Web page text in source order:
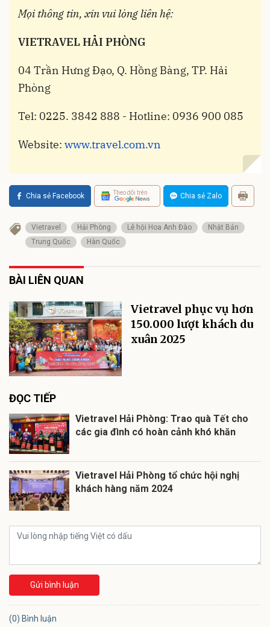
Mọi thông tin, xin vui lòng liên hệ:
VIETRAVEL HẢI PHÒNG
04 Trần Hưng Đạo, Q. Hồng Bàng, TP. Hải
Phòng
Tel: 0225. 3842 888 - Hotline: 0936 900 085
Website: www.travel.com.vn
Chia sẻ Facebook Theo dõi trên Chia sẻ Zalo
Vietravel Hải Phòng Lễ hội Hoa Anh Đào
Nhật Bản
Trung Quốc
Hàn Quốc
BÀI LIÊN QUAN
Vietravel phục vụ hơn
150.000 lượt khách du
xuân 2025
ĐỌC TIẾP
Vietravel Hải Phòng: Trao quà Tết cho
các gia đình có hoàn cảnh khó khăn
Vietravel Hải Phòng tổ chức hội nghị
khách hàng năm 2024
Gửi bình luận
(0) Bình luận